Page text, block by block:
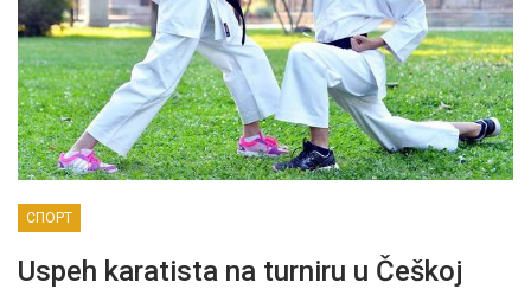
СПОРТ
Uspeh karatista na turniru u Češkoj